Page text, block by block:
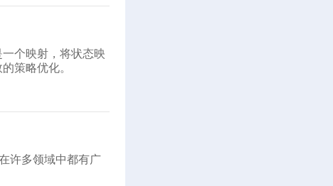
个映射，将状态映
策略优化。
许多领域中都有广